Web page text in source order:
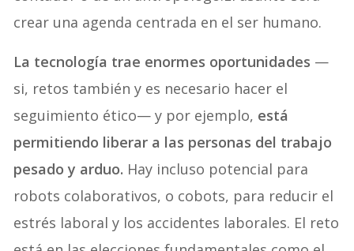
crear una agenda centrada en el ser humano.
La tecnología trae enormes oportunidades —
si, retos también y es necesario hacer el
seguimiento ético— y por ejemplo, está
permitiendo liberar a las personas del trabajo
pesado y arduo. Hay incluso potencial para
robots colaborativos, o cobots, para reducir el
estrés laboral y los accidentes laborales. El reto